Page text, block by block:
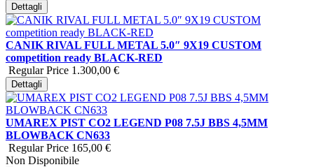
Dettagli
CANIK RIVAL FULL METAL 5.0″ 9X19 CUSTOM
competition ready BLACK-RED
Regular Price 1.300,00 €
Dettagli
UMAREX PIST CO2 LEGEND P08 7.5J BBS 4,5MM
BLOWBACK CN633
Regular Price 165,00 €
Non Disponibile